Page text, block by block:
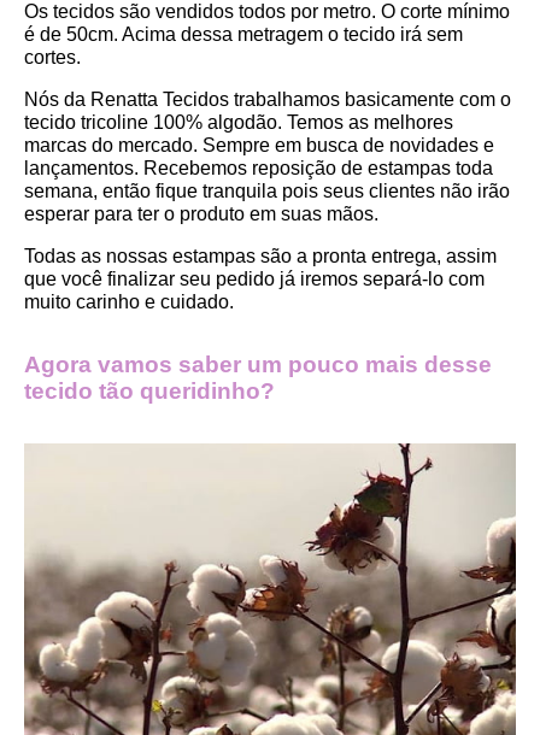
Os tecidos são vendidos todos por metro. O corte mínimo
é de 50cm. Acima dessa metragem o tecido irá sem
cortes.
Nós da Renatta Tecidos trabalhamos basicamente com o
tecido tricoline 100% algodão. Temos as melhores
marcas do mercado. Sempre em busca de novidades e
lançamentos. Recebemos reposição de estampas toda
semana, então fique tranquila pois seus clientes não irão
esperar para ter o produto em suas mãos.
Todas as nossas estampas são a pronta entrega, assim
que você finalizar seu pedido já iremos separá-lo com
muito carinho e cuidado.
Agora vamos saber um pouco mais desse
tecido tão queridinho?